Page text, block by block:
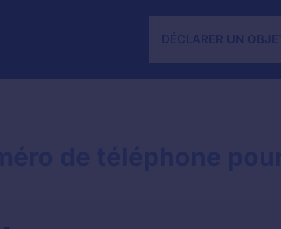
DÉCLARER UN